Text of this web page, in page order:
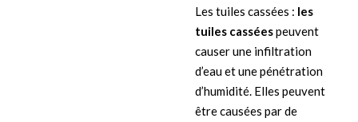
Les tuiles cassées : les
tuiles casséespeuvent
causer une infiltration
d’eau et une pénétration
d’humidité. Elles peuvent
être causées par de